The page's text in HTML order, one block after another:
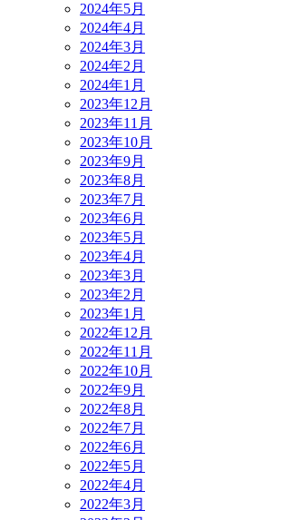
2024年5月
2024年4月
2024年3月
2024年2月
2024年1月
2023年12月
2023年11月
2023年10月
2023年9月
2023年8月
2023年7月
2023年6月
2023年5月
2023年4月
2023年3月
2023年2月
2023年1月
2022年12月
2022年11月
2022年10月
2022年9月
2022年8月
2022年7月
2022年6月
2022年5月
2022年4月
2022年3月